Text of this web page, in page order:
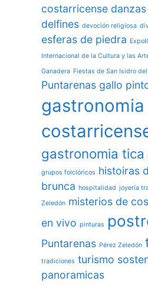
costarricense
delfines devoción religiosa
esferas de piedra
Internacional de la Cultura y las
Ganadera Fiestas de San Isidro del
Puntarenas gallo
gastronomia
gastronomia tica
grupos folclóricos histoiras
brunca hospitalidad joyería
Zeledón misterios de
en vivo pinturas
Puntarenas Pérez Zeledón
tradiciones turismo
panoramicas